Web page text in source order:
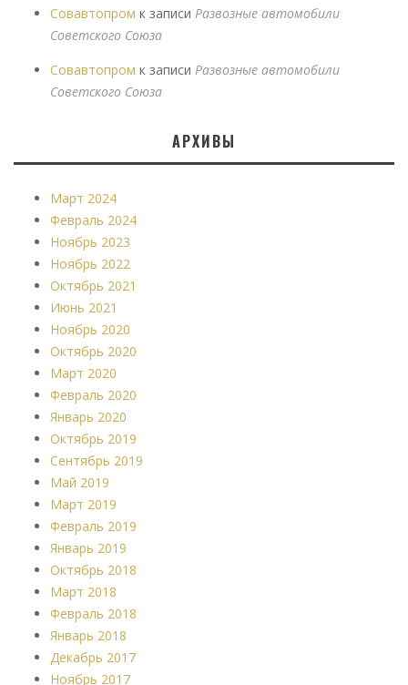
Совавтопром к записи Развозные автомобили
Советского Союза
Совавтопром к записи Развозные автомобили
Советского Союза
АРХИВЫ
Март 2024
Февраль 2024
Ноябрь 2023
Ноябрь 2022
Октябрь 2021
Июнь 2021
Ноябрь 2020
Октябрь 2020
Март 2020
Февраль 2020
Январь 2020
Октябрь 2019
Сентябрь 2019
Май 2019
Март 2019
Февраль 2019
Январь 2019
Октябрь 2018
Март 2018
Февраль 2018
Январь 2018
Декабрь 2017
Ноябрь 2017